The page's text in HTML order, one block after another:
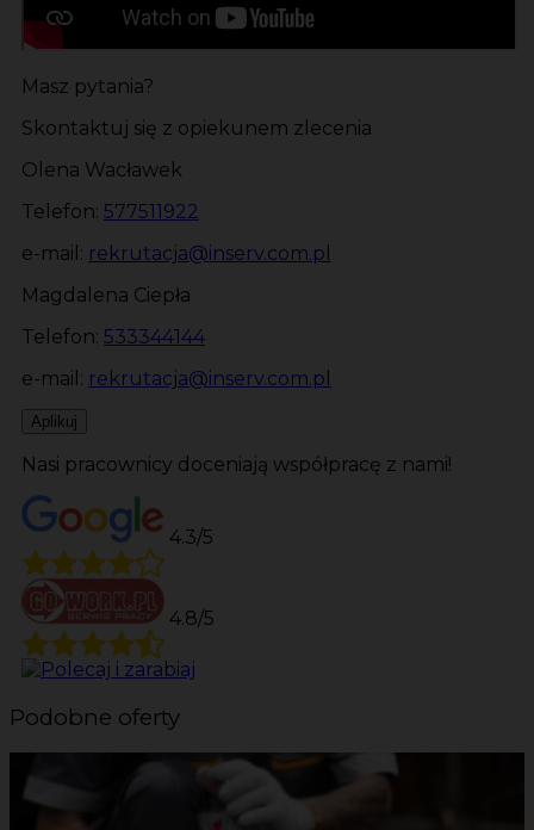
Masz pytania?
Skontaktuj się z opiekunem zlecenia
Olena Wacławek
Telefon: 577511922
e-mail: rekrutacja@inserv.com.pl
Magdalena Ciepła
Telefon: 533344144
e-mail: rekrutacja@inserv.com.pl
Aplikuj
Nasi pracownicy doceniają współpracę z nami!
4.3/5
4.8/5
Podobne oferty